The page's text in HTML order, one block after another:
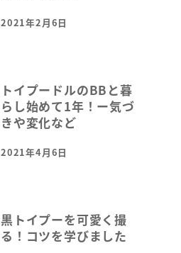
投稿日
2021年2月6日
トイプードルのBBと暮
らし始めて1年！ー気づ
きや変化など
投稿日
2021年4月6日
黒トイプーを可愛く撮
る！コツを学びました